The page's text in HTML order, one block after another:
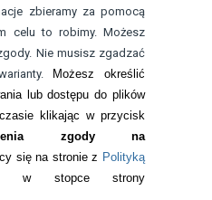
zbieramy za pomocą
celu to robimy. Możesz
Nie musisz zgadzać
Możesz określić
lub dostępu do plików
klikając w przycisk
zgody na
się na stronie z Polityką
w stopce strony